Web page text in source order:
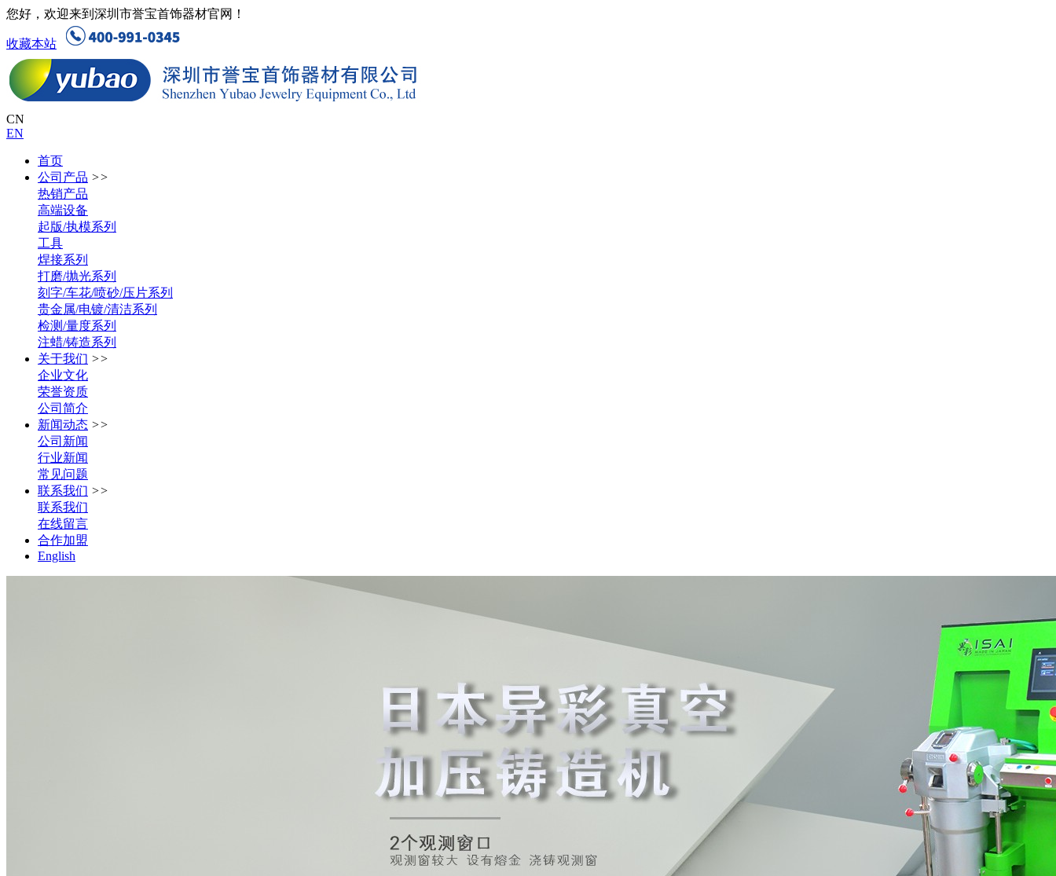
您好，欢迎来到深圳市誉宝首饰器材官网！
收藏本站
CN
EN
首页
公司产品 >>
热销产品
高端设备
起版/执模系列
工具
焊接系列
打磨/抛光系列
刻字/车花/喷砂/压片系列
贵金属/电镀/清洁系列
检测/量度系列
注蜡/铸造系列
关于我们 >>
企业文化
荣誉资质
公司简介
新闻动态 >>
公司新闻
行业新闻
常见问题
联系我们 >>
联系我们
在线留言
合作加盟
English